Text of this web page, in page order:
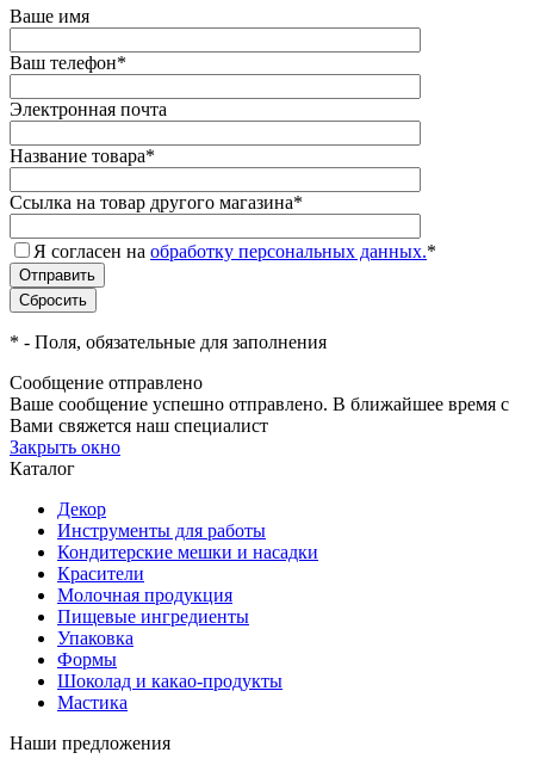
Ваше имя
Ваш телефон*
Электронная почта
Название товара*
Ссылка на товар другого магазина*
Я согласен на обработку персональных данных.*
* - Поля, обязательные для заполнения
Сообщение отправлено
Ваше сообщение успешно отправлено. В ближайшее время с
Вами свяжется наш специалист
Закрыть окно
Каталог
Декор
Инструменты для работы
Кондитерские мешки и насадки
Красители
Молочная продукция
Пищевые ингредиенты
Упаковка
Формы
Шоколад и какао-продукты
Мастика
Наши предложения